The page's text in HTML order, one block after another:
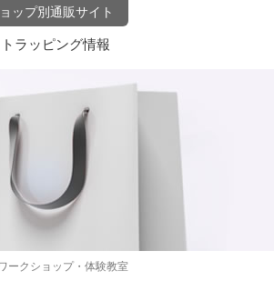
ップ別通販サイト
ラッピング情報
ークショップ・体験教室